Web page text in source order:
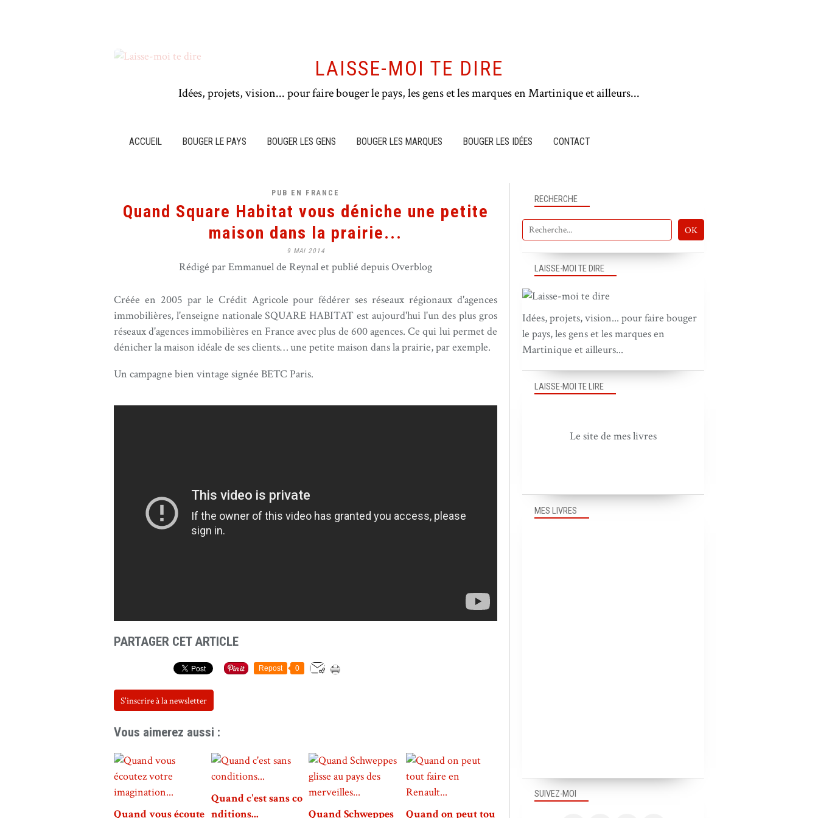
LAISSE-MOI TE DIRE
Idées, projets, vision... pour faire bouger le pays, les gens et les marques en Martinique et ailleurs...
ACCUEIL BOUGER LE PAYS BOUGER LES GENS BOUGER LES MARQUES BOUGER LES IDÉES CONTACT
PUB EN FRANCE
Quand Square Habitat vous déniche une petite
maison dans la prairie...
9 MAI 2014
Rédigé par Emmanuel de Reynal et publié depuis Overblog
Créée en 2005 par le Crédit Agricole pour fédérer ses réseaux régionaux d'agences
immobilières, l'enseigne nationale SQUARE HABITAT est aujourd'hui l'un des plus gros
réseaux d'agences immobilières en France avec plus de 600 agences. Ce qui lui permet de
dénicher la maison idéale de ses clients… une petite maison dans la prairie, par exemple.
Un campagne bien vintage signée BETC Paris.
PARTAGER CET ARTICLE
Repost 0
S'inscrire à la newsletter
Vous aimerez aussi :
Quand vous écoute
Quand c'est sans co
nditions...
Quand Schweppes Quand on peut tou
SUIVEZ-MOI
RECHERCHE
LAISSE-MOI TE DIRE
Idées, projets, vision... pour faire bouger
le pays, les gens et les marques en
Martinique et ailleurs...
MES LIVRES
LAISSE-MOI TE LIRE
Le site de mes livres